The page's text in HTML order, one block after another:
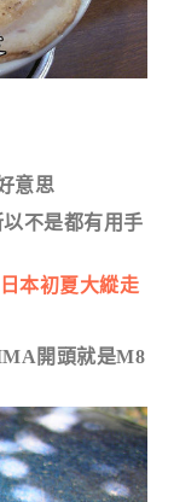
意思
不是都有用手
本初夏大縱走
開頭就是M8